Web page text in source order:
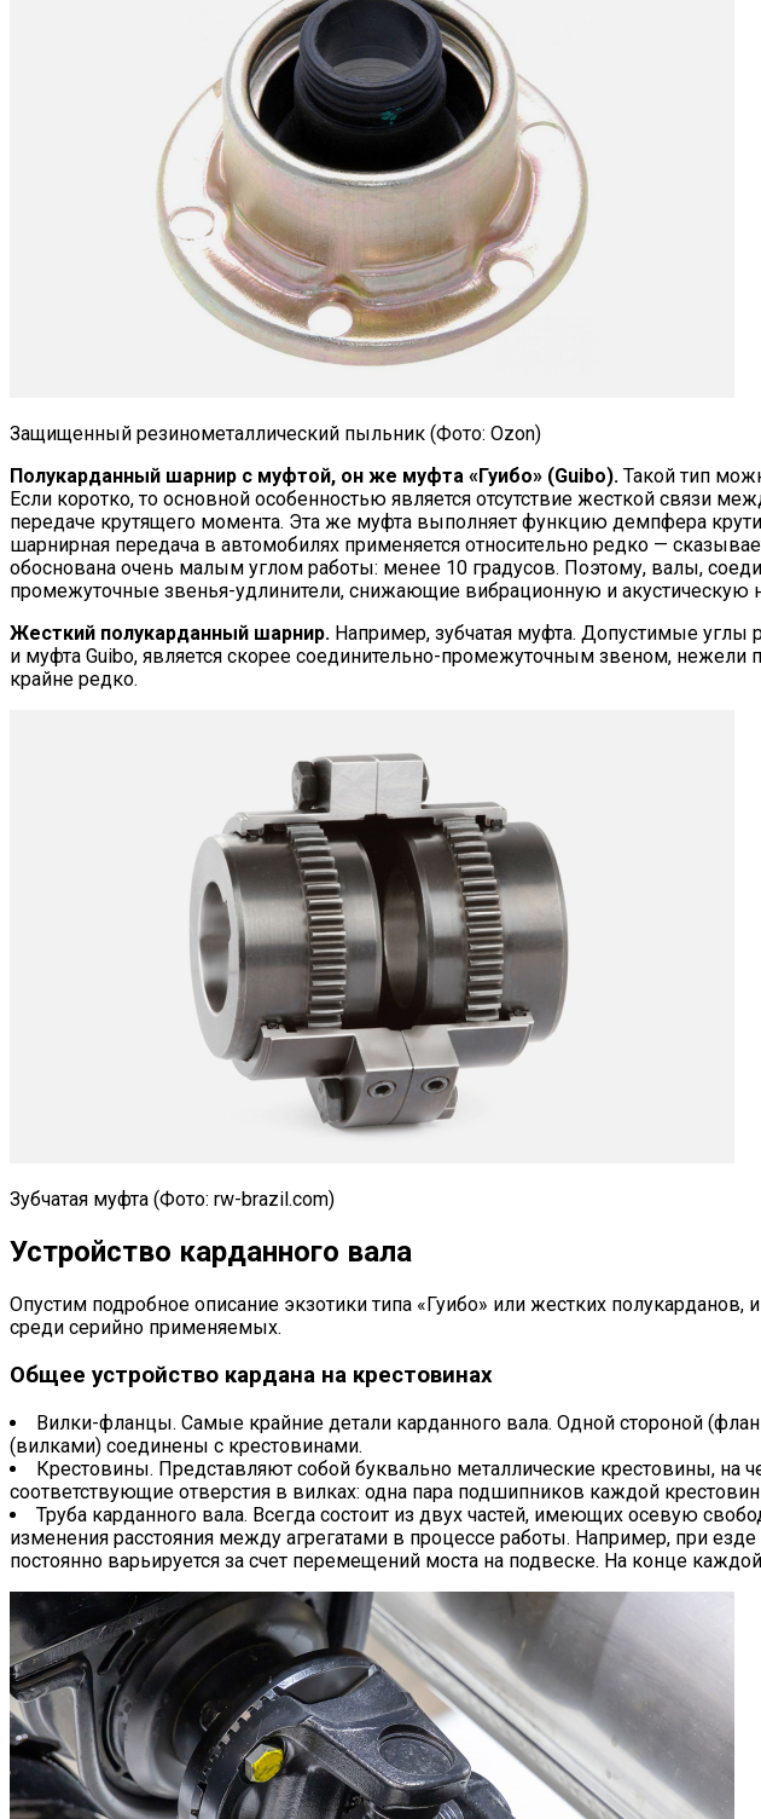
Защищенный резинометаллический пыльник (Фото: Ozon)
Полукарданный шарнир с муфтой, он же муфта «Гуибо» (Guibo). Такой тип
Если коротко, то основной особенностью является отсутствие жесткой связи
передаче крутящего момента. Эта же муфта выполняет функцию демпфера
шарнирная передача в автомобилях применяется относительно редко —
обоснована очень малым углом работы: менее 10 градусов. Поэтому, валы,
промежуточные звенья-удлинители, снижающие вибрационную и акустическую
Жесткий полукарданный шарнир. Например, зубчатая муфта. Допустимые углы
и муфта Guibo, является скорее соединительно-промежуточным звеном,
крайне редко.
Зубчатая муфта (Фото: rw-brazil.com)
Устройство карданного вала
Опустим подробное описание экзотики типа «Гуибо» или жестких
среди серийно применяемых.
Общее устройство кардана на крестовинах
Вилки-фланцы. Самые крайние детали карданного вала. Одной стороной
(вилками) соединены с крестовинами.
Крестовины. Представляют собой буквально металлические крестовины,
соответствующие отверстия в вилках: одна пара подшипников каждой
Труба карданного вала. Всегда состоит из двух частей, имеющих осевую
изменения расстояния между агрегатами в процессе работы. Например, при
постоянно варьируется за счет перемещений моста на подвеске. На конце